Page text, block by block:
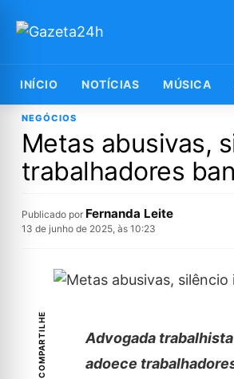
INÍCIO NOTÍCIAS MÚSICA
NEGÓCIOS
Metas abusivas,
trabalhadores
Publicado por Fernanda Leite
13 de junho de 2025, às 10:23
COMPARTILHE
Advogada
adoece